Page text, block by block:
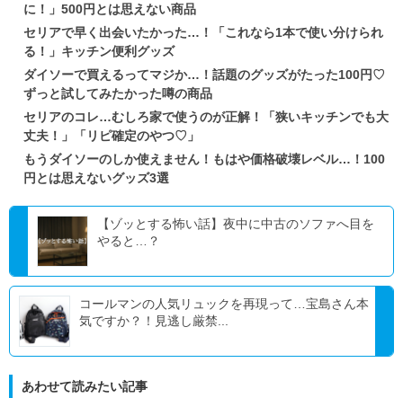
に！」500円とは思えない商品
セリアで早く出会いたかった…！「これなら1本で使い分けられ
る！」キッチン便利グッズ
ダイソーで買えるってマジか…！話題のグッズがたった100円♡
ずっと試してみたかった噂の商品
セリアのコレ…むしろ家で使うのが正解！「狭いキッチンでも大
丈夫！」「リピ確定のやつ♡」
もうダイソーのしか使えません！もはや価格破壊レベル…！100
円とは思えないグッズ3選
【ゾッとする怖い話】夜中に中古のソファへ目を
やると…？
コールマンの人気リュックを再現って…宝島さん本
気ですか？！見逃し厳禁...
あわせて読みたい記事